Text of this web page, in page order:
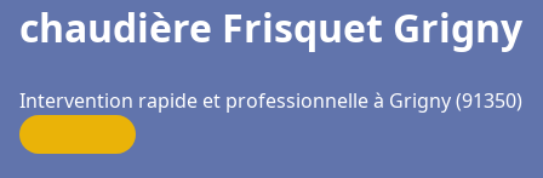
chaudière Frisquet Grigny
Intervention rapide et professionnelle à Grigny (91350)